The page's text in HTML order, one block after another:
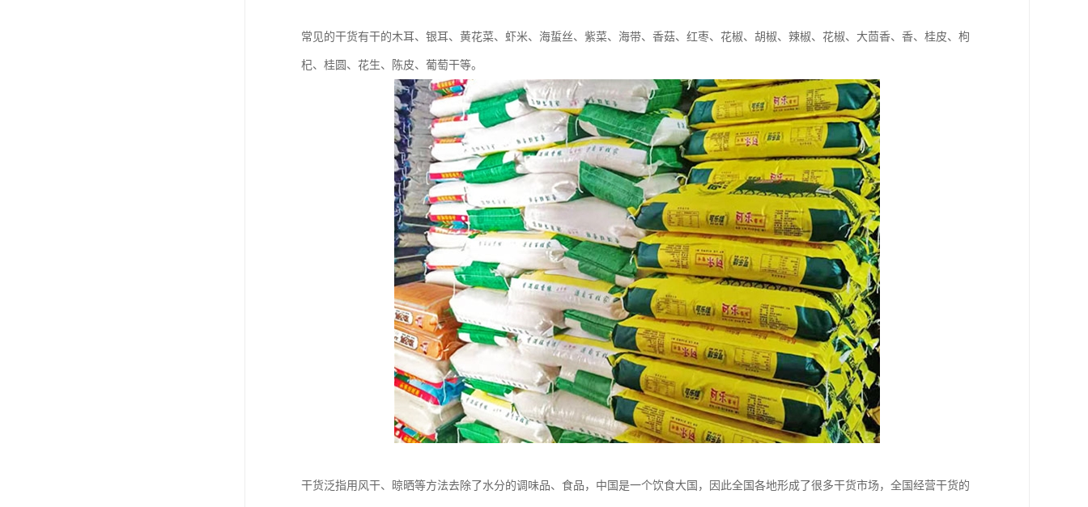
常见的干货有干的木耳、银耳、黄花菜、虾米、海蜇丝、紫菜、海带、香菇、红枣、花椒、胡椒、辣椒、花椒、大茴香、香、桂皮、枸
杞、桂圆、花生、陈皮、葡萄干等。
干货泛指用风干、晾晒等方法去除了水分的调味品、食品，中国是一个饮食大国，因此全国各地形成了很多干货市场，全国经营干货的